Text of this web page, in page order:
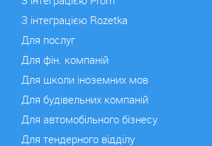
З інтеграцією Rozetka
Для послуг
Для фін. компаній
Для школи іноземних мов
Для будівельних компаній
Для автомобільного бізнесу
Для тендерного відділу